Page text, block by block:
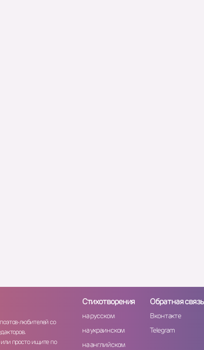
любителей со
просто ищите по
Стихотворения
на русском
на украинском
на английском
Обратная связь
Вконтакте
Telegram